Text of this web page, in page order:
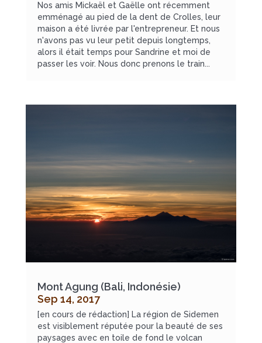
Nos amis Mickaël et Gaëlle ont récemment
emménagé au pied de la dent de Crolles, leur
maison a été livrée par l'entrepreneur. Et nous
n'avons pas vu leur petit depuis longtemps,
alors il était temps pour Sandrine et moi de
passer les voir. Nous donc prenons le train...
Mont Agung (Bali, Indonésie)
Sep 14, 2017
[en cours de rédaction] La région de Sidemen
est visiblement réputée pour la beauté de ses
paysages avec en toile de fond le volcan